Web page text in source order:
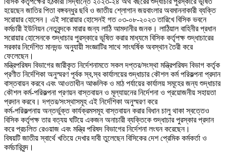
হয়েছেন জাতির পিতা বঙ্গবন্ধুর ছবি ও জাতীয় শ্লোগান জয়বাংলার অবমাননাকারী ব্যক্তি
সরোয়ার হোসেন। এই সারোয়ার হোসেনই গত ০৩-০৮-২০২৩ তারিখে বিসিক ভবনে
কর্মচারী ইউনিয়ন নেতৃবৃন্দকে মারার জন্য লাঠি আমদানীর জনক। লাঠিয়াল বাহিনীর প্রধান
সরোয়ার হোসেনকে শুদ্ধাচার পুরস্কারে ভূষিত করার মাধ্যমে বিসিক কর্তৃপক্ষ শুদ্ধাচারের
সরকার নির্দেশিত মানদন্ড অনুযায়ী সংজ্ঞাটির সাথে সাংঘর্ষিক অবস্থান তৈরী করে
ফেলেছেন।
মন্ত্রিপরিষদ বিভাগের জারীকৃত নির্দেশনামতে সকল দপ্তর/সংস্থা মন্ত্রিপরিষদ বিভাগ কর্তৃক
প্রণীত নির্দেশিকা অনুস্মরণ পূর্বক স্ব,স্ব কার্যালয়ের শুদ্ধাচার কৌশল কর্ম পরিকল্পনা প্রদান
বাস্তবায়ন করবে এবং আওতাধীন আঞ্চলিক ও মাঠ পর্যায়ের কার্যালয় সমূহের জন্য শুদ্ধাচার
কৌশল কর্ম-পরিকল্পনা প্রণয়ন বাস্তবায়ন ও মূল্যায়নের নির্দেশনা ও প্রয়োজনীয় সহায়তা
প্রদান করবে। দপ্তর/সংস্থাসমূহ এই নির্দেশিকা অনুস্মরণ করে
কর্ম-পরিকল্পনায় অন্তর্ভুক্ত কার্যক্রমসমূহ বাস্তবায়ন করার বিধান চালু থাকা স্বত্তেও
বিসিক কর্তৃপক্ষ তার বত্যয় ঘটিয়ে একজন অনাচারী ব্যক্তিকে শুদ্ধাচার পুরস্কার প্রদান
করে প্রচলিত রেওয়াজ এবং মন্ত্রি পরিষদ বিভাগের নির্দেশনা লংঘন করেছেন।
বিষয়টি জাতীয় স্বার্থে খতিয়ে দেখার দাবী তুলেছেন বিসিকের দেশ প্রেমিক কর্মকর্তা ও
কর্মচারিবৃন্দ।